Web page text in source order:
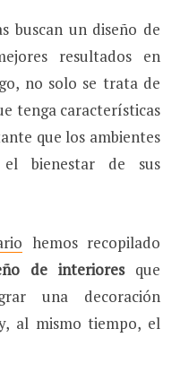
buscan un diseño de
resultados en
no solo se trata de
tenga características
que los ambientes
bienestar de sus
hemos recopilado
de interioresque
una decoración
al mismo tiempo, el